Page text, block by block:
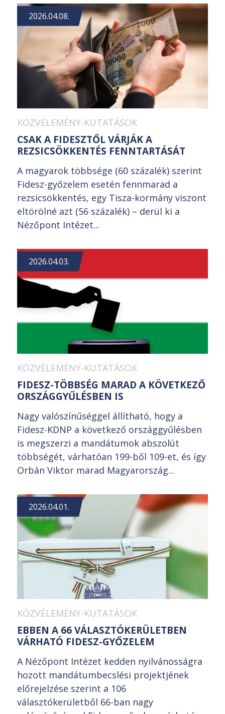
2026.04.08.
KÖZVÉLEMÉNY-KUTATÁSOK
CSAK A FIDESZTŐL VÁRJÁK A
REZSICSÖKKENTÉS FENNTARTÁSÁT
A magyarok többsége (60 százalék) szerint
Fidesz-győzelem esetén fennmarad a
rezsicsökkentés, egy Tisza-kormány viszont
eltörölné azt (56 százalék) – derül ki a
Nézőpont Intézet...
2026.04.03.
KÖZVÉLEMÉNY-KUTATÁSOK
FIDESZ-TÖBBSÉG MARAD A KÖVETKEZŐ
ORSZÁGGYŰLÉSBEN IS
Nagy valószínűséggel állítható, hogy a
Fidesz-KDNP a következő országgyűlésben
is megszerzi a mandátumok abszolút
többségét, várhatóan 199-ből 109-et, és így
Orbán Viktor marad Magyarország...
2026.04.01.
KÖZVÉLEMÉNY-KUTATÁSOK
EBBEN A 66 VÁLASZTÓKERÜLETBEN
VÁRHATÓ FIDESZ-GYŐZELEM
A Nézőpont Intézet kedden nyilvánosságra
hozott mandátumbecslési projektjének
előrejelzése szerint a 106
választókerületből 66-ban nagy